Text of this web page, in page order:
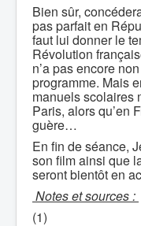
Bien sûr,
pas parfait en
faut lui donner le
Révolution
n’a pas encore
programme. Mais
manuels scolaires
Paris, alors qu’en
guère…
En fin de séance,
son film ainsi que
seront bientôt en
Notes et sources :
(1)